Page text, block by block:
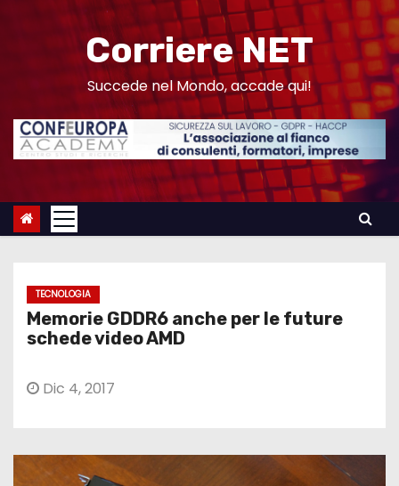
n
Corriere NET
Succede nel Mondo, accade qui!
TECNOLOGIA
Memorie GDDR6 anche per le future
schede video AMD
Dic 4, 2017